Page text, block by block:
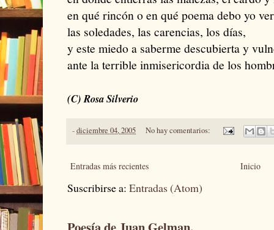
en qué rincón o en qué poema debo yo
las soledades, las carencias, los días,
y este miedo a saberme descubierta y
ante la terrible inmisericordia de los
(C) Rosa Silverio
-diciembre 04, 2005 No hay comentarios:
Entradas más recientes Inicio
Suscribirse a: Entradas (Atom)